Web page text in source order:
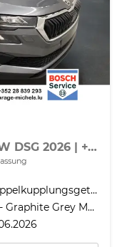
Selection 1.5 TSI 150PS/110kW DSG 2026 | +TravelAssist +RFK & Parksensoren +Var. Gepäckraumboden
Doppelkupplungsgetriebe (DSG)
5X - Graphite Grey Met.